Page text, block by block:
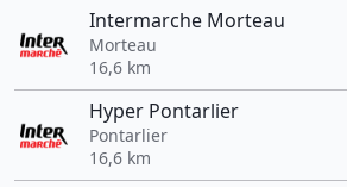
Intermarche Morteau
Morteau
16,6 km
Hyper Pontarlier
Pontarlier
16,6 km